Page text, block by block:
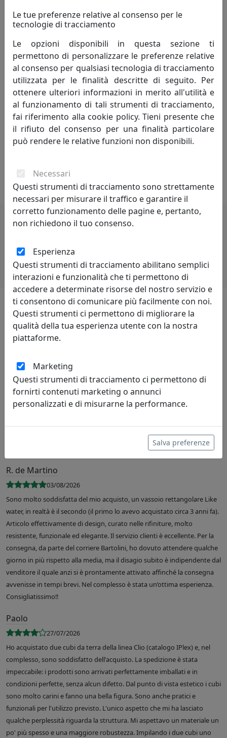
valorizzazione e l'espressività dei materiali.
Ogni elemento è basato sull'uso di materiali naturali di
qualità, elaborati e resi unici attraverso un percorso
produttivo che utilizza tecnologie avanzate e si avvale
della collaborazione di artigiani altamente competenti
ed esperti.
Nei complementi d'arredo MATERIUM è evidente la
passione per il design e la funzionalità degli oggetti, che
sono il frutto dell'incessante sperimentazione
differente dalle consuetudini formali e funzionali.
Lascia una recensione
Leggi le recensioni
R. de Martino
03/08/2026
Sono molto soddisfatta del mio acquisto, un vassoio rettangolare Like
water, in realtà è il secondo (il primo lo avevo acquistato circa 3 anni fa).
Articolo effettivamente di design, curato nelle rifiniture, molto
resistente, funzionale ed elegante. Il servizio clienti è eccellente. Per la
consegna, da parte del corriere Bartolini, ho dovuto attendere qualche
giorno in più rispetto alla media, ma il disagio subito è indipendente dal
venditore il quale anzi si è prontamente attivato affinché la consegna
avvenisse in tempi brevi. Nel complesso è stata un’ottima esperienza.
Consigliatissimo!!
Paolo
27/07/2026
Ho acquistato due cubi da terra della linea Clio (catalogo IPlex) e, nel
complesso, sono soddisfatto dell'acquisto. La spedizione è stata
impeccabile: i prodotti sono arrivati perfettamente imballati e in
condizioni perfette, senza alcun difetto. Dal punto di vista estetico i cubi
sono molto carini e fanno una bella figura. Sono anche pratici e
funzionali per l'utilizzo previsto. L'unico aspetto che mi ha lasciato
qualche perplessità riguarda la struttura. Mi aspettavo un materiale un
po' più spesso e una maggiore robustezza. Impilando i due cubi uno
Le tue preferenze relative al consenso per le
tecnologie di tracciamento
Le opzioni disponibili in questa sezione ti
permettono di personalizzare le preferenze relative
al consenso per qualsiasi tecnologia di tracciamento
utilizzata per le finalità descritte di seguito. Per
ottenere ulteriori informazioni in merito all'utilità e
al funzionamento di tali strumenti di tracciamento,
fai riferimento alla cookie policy. Tieni presente che
il rifiuto del consenso per una finalità particolare
può rendere le relative funzioni non disponibili.
Necessari
Questi strumenti di tracciamento sono strettamente
necessari per misurare il traffico e garantire il
corretto funzionamento delle pagine e, pertanto,
non richiedono il tuo consenso.
Esperienza
Questi strumenti di tracciamento abilitano semplici
interazioni e funzionalità che ti permettono di
accedere a determinate risorse del nostro servizio e
ti consentono di comunicare più facilmente con noi.
Questi strumenti ci permettono di migliorare la
qualità della tua esperienza utente con la nostra
piattaforme.
Marketing
Questi strumenti di tracciamento ci permettono di
fornirti contenuti marketing o annunci
personalizzati e di misurarne la performance.
Salva preferenze